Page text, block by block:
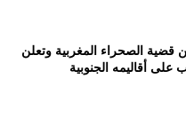
قضية الصحراء المغربية وتعلن
على أقاليمه الجنوبية